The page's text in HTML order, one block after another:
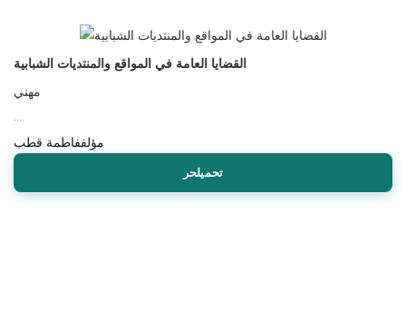
القضايا العامة في المواقع والمنتديات الشبابية
مهني
مؤلففاطمة قطب
تحميلحر